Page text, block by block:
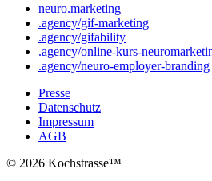
neuro.marketing
.agency/gif-marketing
.agency/gifability
.agency/online-kurs-
.agency/neuro-employer-branding
Presse
Datenschutz
Impressum
AGB
© 2026 Kochstrasse™